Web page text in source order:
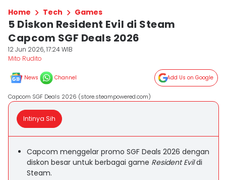
Home Tech Games
5 Diskon Resident Evil di Steam
Capcom SGF Deals 2026
12 Jun 2026, 17:24 WIB
Mito Rudito
News Channel Add Us on Google
Capcom SGF Deals 2026 (store.steampowered.com)
Intinya Sih
Capcom menggelar promo SGF Deals 2026 dengan
diskon besar untuk berbagai game Resident Evildi
Steam.